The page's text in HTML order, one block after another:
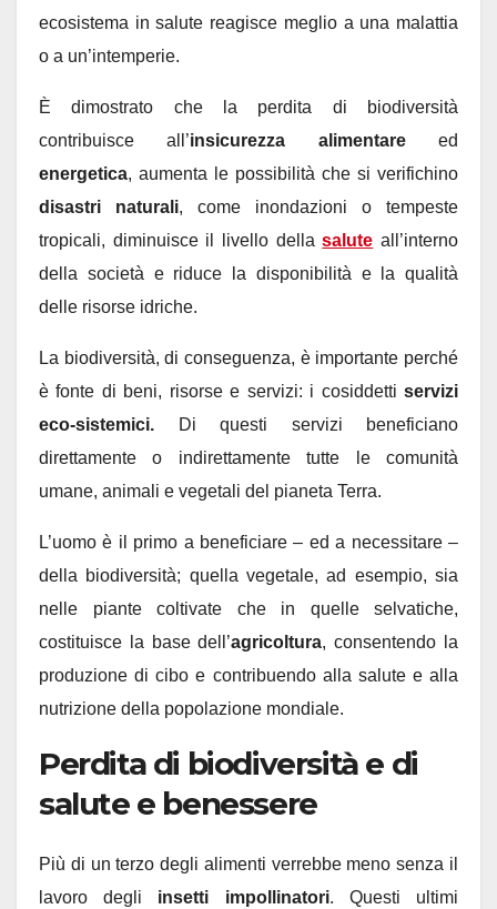
ecosistema in salute reagisce meglio a una malattia
o a un’intemperie.
È dimostrato che la perdita di biodiversità
contribuisce all’insicurezza alimentareed
energetica, aumenta le possibilità che si verifichino
disastri naturali, come inondazioni o tempeste
tropicali, diminuisce il livello dellasalute all’interno
della società e riduce la disponibilità e la qualità
delle risorse idriche.
La biodiversità, di conseguenza, è importante perché
è fonte di beni, risorse e servizi: i cosiddetti servizi
eco-sistemici. Di questi servizi beneficiano
direttamente o indirettamente tutte le comunità
umane, animali e vegetali del pianeta Terra.
L’uomo è il primo a beneficiare – ed a necessitare –
della biodiversità; quella vegetale, ad esempio, sia
nelle piante coltivate che in quelle selvatiche,
costituisce la base dell’agricoltura, consentendo la
produzione di cibo e contribuendo alla salute e alla
nutrizione della popolazione mondiale.
Perdita di biodiversità e di
salute e benessere
Più di un terzo degli alimenti verrebbe meno senza il
lavoro degli insetti impollinatori. Questi ultimi